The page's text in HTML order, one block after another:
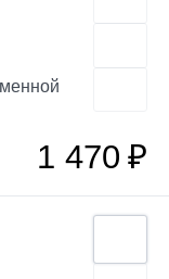
1 470₽